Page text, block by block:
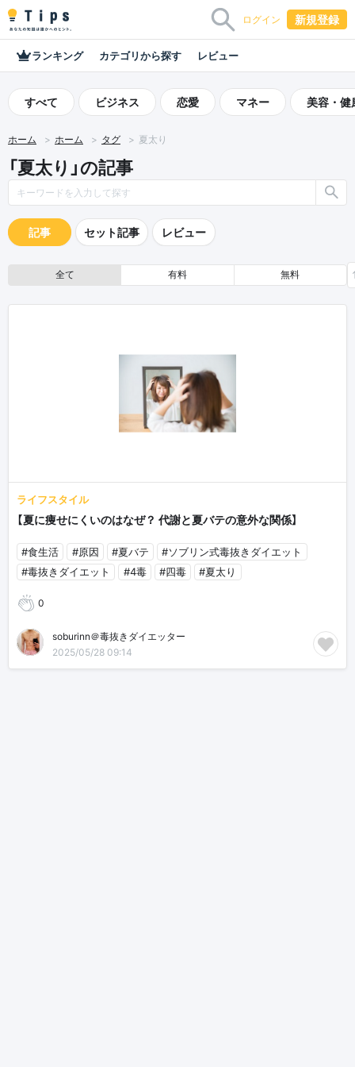
ログイン 新規登録
ランキング カテゴリから探す レビュー
すべて ビジネス 恋愛 マネー 美容・健
ホーム ホーム タグ 夏太り
「夏太り」の記事
記事 セット記事 レビュー
全て 有料 無料
ライフスタイル
【夏に痩せにくいのはなぜ？ 代謝と夏バテの意外な関係】
#食生活 #原因 #夏バテ
#ソブリン式毒抜きダイエット
#毒抜きダイエット
#4毒 #四毒 #夏太り
0
soburinn＠毒抜きダイエッター
2025/05/28 09:14